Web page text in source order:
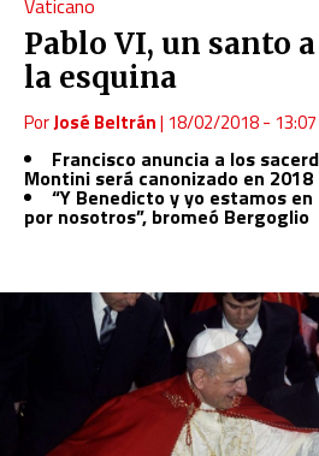
Vaticano
Pablo VI, un santo
la esquina
PorJosé Beltrán| 18/02/2018 - 13:07
Francisco anuncia a los
Montini será canonizado en 2018
“Y Benedicto y yo estamos
por nosotros”, bromeó Bergoglio